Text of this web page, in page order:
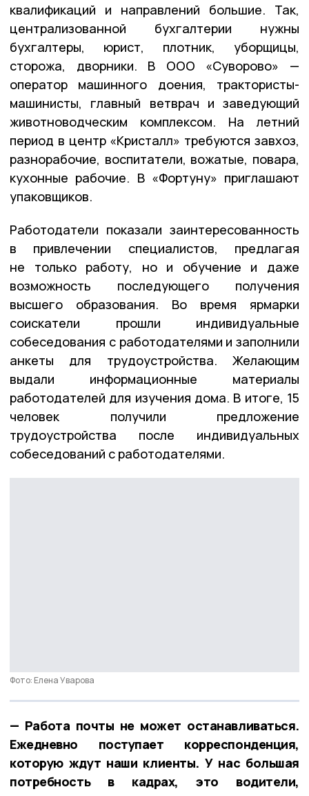
квалификаций и направлений большие. Так,
централизованной бухгалтерии нужны
бухгалтеры, юрист, плотник, уборщицы,
сторожа, дворники. В ООО «Суворово» —
оператор машинного доения, трактористы-
машинисты, главный ветврач и заведующий
животноводческим комплексом. На летний
период в центр «Кристалл» требуются завхоз,
разнорабочие, воспитатели, вожатые, повара,
кухонные рабочие. В «Фортуну» приглашают
упаковщиков.
Работодатели показали заинтересованность
в привлечении специалистов, предлагая
не только работу, но и обучение и даже
возможность последующего получения
высшего образования. Во время ярмарки
соискатели прошли индивидуальные
собеседования с работодателями и заполнили
анкеты для трудоустройства. Желающим
выдали информационные материалы
работодателей для изучения дома. В итоге, 15
человек получили предложение
трудоустройства после индивидуальных
собеседований с работодателями.
Фото: Елена Уварова
— Работа почты не может останавливаться.
Ежедневно поступает корреспонденция,
которую ждут наши клиенты. У нас большая
потребность в кадрах, это водители,